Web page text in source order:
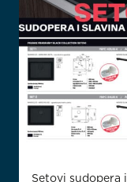
Setovi sudopera i